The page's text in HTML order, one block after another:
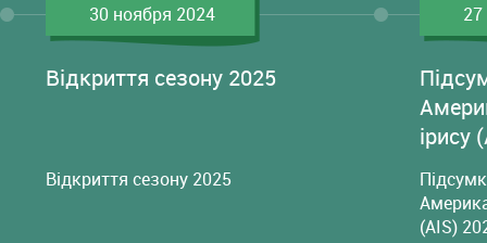
30 ноября 2024
Відкриття сезону 2025
Відкриття сезону 2025
ірису
(AIS)